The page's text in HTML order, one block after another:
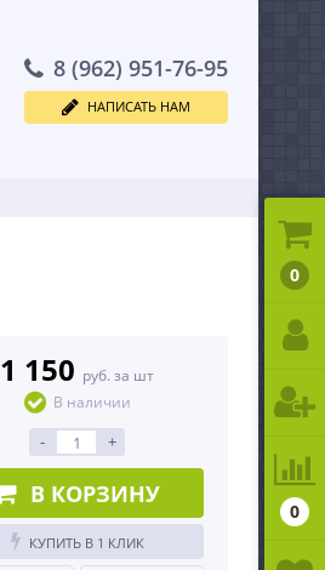
8 (962) 951-76-95
НАПИСАТЬ НАМ
1 150 руб. за шт
В наличии
- +
В КОРЗИНУ
КУПИТЬ В 1 КЛИК
0
0